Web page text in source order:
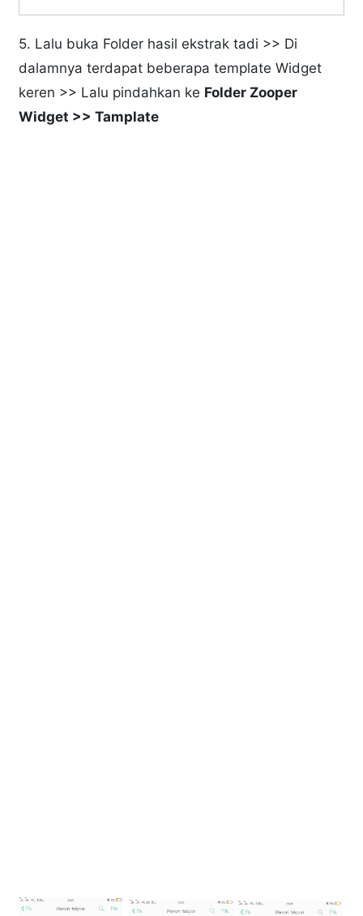
5. Lalu buka Folder hasil ekstrak tadi >> Di
dalamnya terdapat beberapa template Widget
keren >> Lalu pindahkan ke Folder Zooper
Widget >> Tamplate